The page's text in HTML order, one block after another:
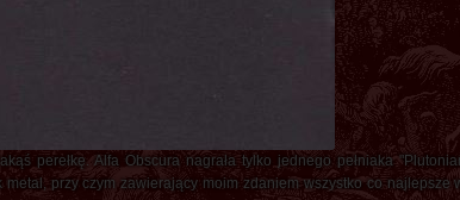
perełkę. Alfa Obscura nagrała tylko jednego pełniaka
przy czym zawierający moim zdaniem wszystko co najlepsze